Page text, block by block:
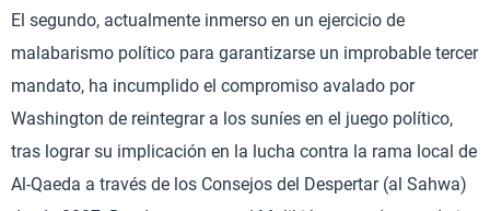
El segundo, actualmente inmerso en un ejercicio de
malabarismo político para garantizarse un improbable tercer
mandato, ha incumplido el compromiso avalado por
Washington de reintegrar a los suníes en el juego político,
tras lograr su implicación en la lucha contra la rama local de
Al-Qaeda a través de los Consejos del Despertar (al Sahwa)